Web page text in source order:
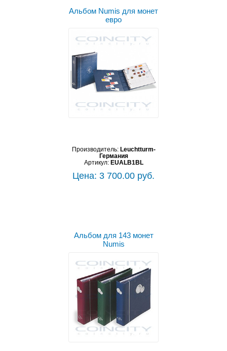
Альбом Numis для монет
евро
Производитель: Leuchtturm-
Германия
Артикул: EUALB1BL
Цена: 3 700.00 руб.
Альбом для 143 монет
Numis